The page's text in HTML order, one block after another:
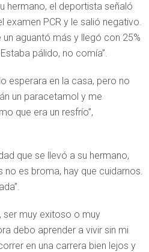
hermano, el deportista señaló
examen PCR y le salió negativo.
aguantó más y llegó con 25%
pálido, no comía”.
esperara en la casa, pero no
un paracetamol y me
que era un resfrío”,
que se llevó a su hermano,
no es broma, hay que cuidarnos.
ser muy exitoso o muy
debo aprender a vivir sin mi
en una carrera bien lejos y